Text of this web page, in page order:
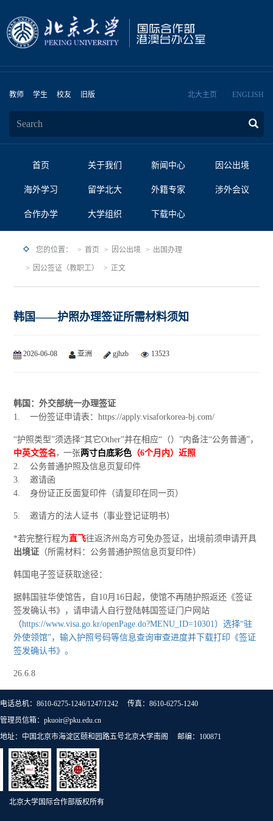
教师 学生 校友 旧版 北大主页 ENGLISH
首页 关于我们 新闻中心 因公出境
海外学习 留学北大 外籍专家 涉外会议
合作办学 大学组织 下载中心
您的位置： 首页 因公出境 出国办理
因公签证（教职工） 正文
韩国——护照办理签证所需材料须知
2026-06-08 亚洲 gjhzb 13523
韩国：外交部统一办理签证
1. 一份签证申请表：https://apply.visaforkorea-bj.com/
“护照类型”须选择“其它Other”并在相应“（）”内备注“公务普通”，
中英文签名 ，一张两寸白底彩色 （6个月内）近照
2. 公务普通护照及信息页复印件
3. 邀请函
4. 身份证正反面复印件（请复印在同一页）
5.邀请方的法人证书（事业登记证明书）
*若完整行程为直飞往返济州岛方可免办签证，出境前须申请开具
出境证 （所需材料：公务普通护照信息页复印件）
韩国电子签证获取途径：
据韩国驻华使馆告，自10月16日起，使馆不再随护照返还《签证
签发确认书》，请申请人自行登陆韩国签证门户网站
（https://www.visa.go.kr/openPage.do?MENU_ID=10301）选择“驻
外使领馆”，输入护照号码等信息查询审查进度并下载打印《签证
签发确认书》。
26.6.8
电话总机：8610-6275-1246/1247/1242 传真：8610-6275-1240
管理员信箱：pkuoir@pku.edu.cn
地址：中国北京市海淀区颐和园路五号北京大学南阁 邮编：100871
北京大学国际合作部版权所有